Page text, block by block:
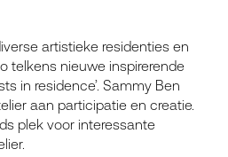
artistieke residenties en
telkens nieuwe inspirerende
in residence’. Sammy Ben
aan participatie en creatie.
plek voor interessante